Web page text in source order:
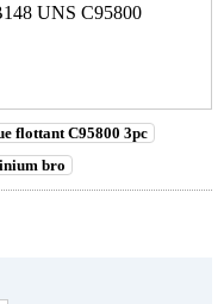
UNS C95800
flottant C95800 3pc
bro